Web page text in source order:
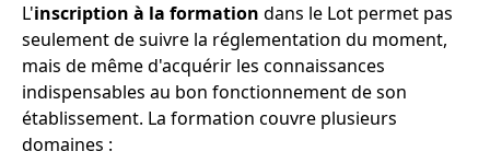
L'inscription à la formation dans le Lot permet pas
seulement de suivre la réglementation du moment,
mais de même d'acquérir les connaissances
indispensables au bon fonctionnement de son
établissement. La formation couvre plusieurs
domaines :